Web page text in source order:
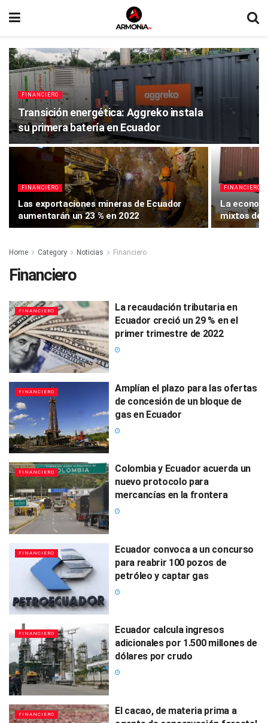
FINANCIERO
Transición energética: Aggreko instala
su primera batería en Ecuador
FINANCIERO
Las exportaciones mineras de Ecuador
aumentarán un 23 % en 2022
FINANCIERO
La
mixtos de
Home Category Noticias Financiero
Financiero
FINANCIERO
La recaudación tributaria en
Ecuador creció un 29 % en el
primer trimestre de 2022
FINANCIERO
Amplían el plazo para las ofertas
de concesión de un bloque de
gas en Ecuador
FINANCIERO
Colombia y Ecuador acuerda un
nuevo protocolo para
mercancías en la frontera
FINANCIERO
Ecuador convoca a un concurso
para reabrir 100 pozos de
petróleo y captar gas
FINANCIERO
Ecuador calcula ingresos
adicionales por 1.500 millones de
dólares por crudo
FINANCIERO
El cacao, de materia prima a